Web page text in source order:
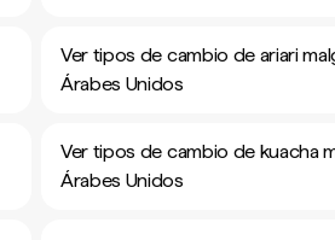
Ver tipos de cambio de ariari
Árabes Unidos
Ver tipos de cambio de kuacha
Árabes Unidos